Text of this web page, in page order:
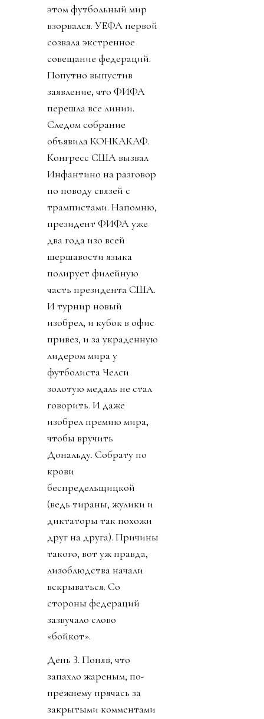
этом футбольный мир
взорвался. УЕФА первой
созвала экстренное
совещание федераций.
Попутно выпустив
заявление, что ФИФА
перешла все линии.
Следом собрание
объявила КОНКАКАФ.
Конгресс США вызвал
Инфантино на разговор
по поводу связей с
трампистами. Напомню,
президент ФИФА уже
два года изо всей
шершавости языка
полирует филейную
часть президента США.
И турнир новый
изобрел, и кубок в офис
привез, и за украденную
лидером мира у
футболиста Челси
золотую медаль не стал
говорить. И даже
изобрел премию мира,
чтобы вручить
Дональду. Собрату по
крови
беспредельщицкой
(ведь тираны, жулики и
диктаторы так похожи
друг на друга). Причины
такого, вот уж правда,
лизоблюдства начали
вскрываться. Со
стороны федераций
зазвучало слово
«бойкот».
День 3. Поняв, что
запахло жареным, по-
прежнему прячась за
закрытыми комментами